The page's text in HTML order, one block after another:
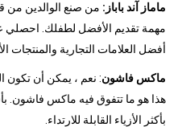
ماماز آند باباز: من صنع الوالدين من
مهمة تقديم الأفضل لطفلك. احصلي
أفضل العلامات التجارية والمنتجات
ماكس فاشون: نعم ، يمكن أن تكون
هذا هو ما تتفوق فيه ماكس فاشون.
بأكثر الأزياء القابلة للارتداء.